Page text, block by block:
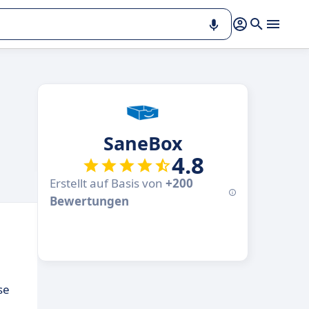
SaneBox
4.8
Erstellt auf Basis von +200
Bewertungen